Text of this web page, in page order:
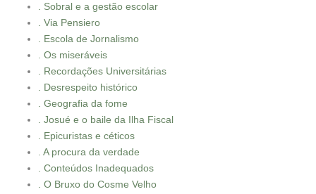
. Sobral e a gestão escolar
. Via Pensiero
. Escola de Jornalismo
. Os miseráveis
. Recordações Universitárias
. Desrespeito histórico
. Geografia da fome
. Josué e o baile da Ilha Fiscal
. Epicuristas e céticos
. A procura da verdade
. Conteúdos Inadequados
. O Bruxo do Cosme Velho